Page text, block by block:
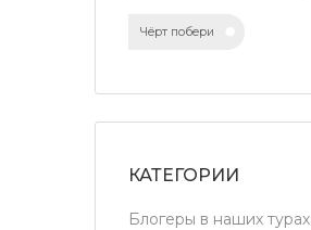
Чёрт побери
КАТЕГОРИИ
Блогеры в наших турах